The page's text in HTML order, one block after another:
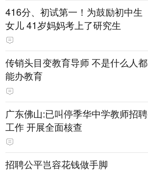
416分、初试第一！为鼓励初中生
女儿 41岁妈妈考上了研究生
传销头目变教育导师 不是什么人都
能办教育
广东佛山:已叫停季华中学教师招聘
工作 开展全面核查
招聘公平岂容花钱做手脚